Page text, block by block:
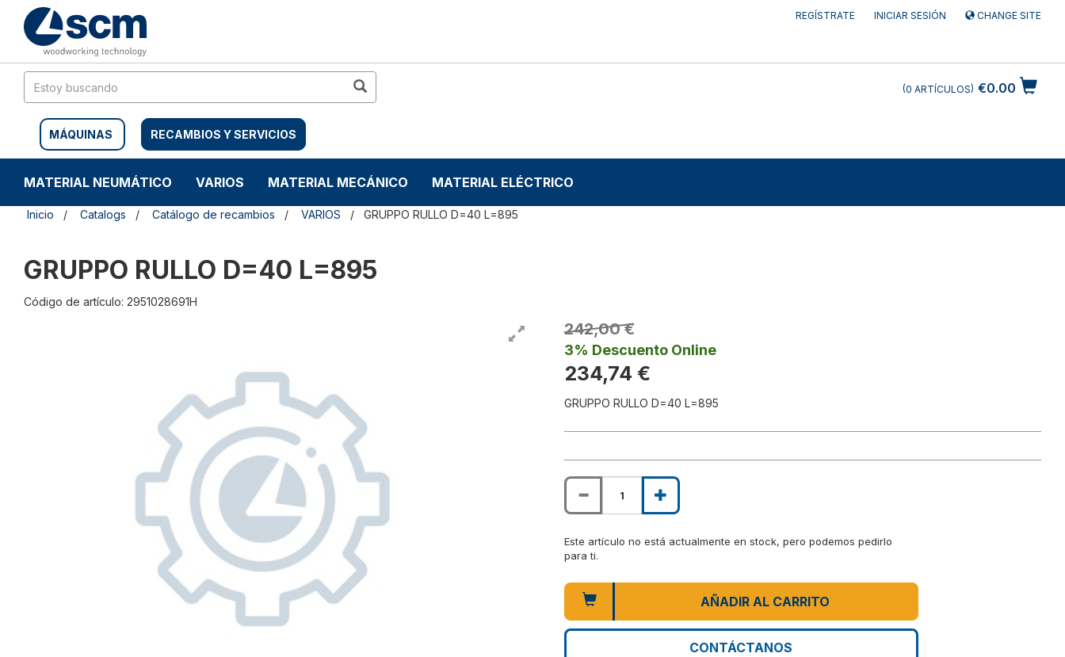
contenido
menú
navegación
REGÍSTRATE INICIAR SESIÓN CHANGE SITE
MÁQUINAS RECAMBIOS Y SERVICIOS
€0.00
0 ARTÍCULOS
MATERIAL NEUMÁTICO VARIOS MATERIAL MECÁNICO MATERIAL ELÉCTRICO
Inicio Catalogs Catálogo de recambios VARIOS GRUPPO RULLO D=40 L=895
GRUPPO RULLO D=40 L=895
Código de artículo: 2951028691H
242,00 €
3% Descuento Online
234,74 €
GRUPPO RULLO D=40 L=895
Este artículo no está actualmente en stock, pero podemos pedirlo
para ti.
AÑADIR AL CARRITO
CONTÁCTANOS